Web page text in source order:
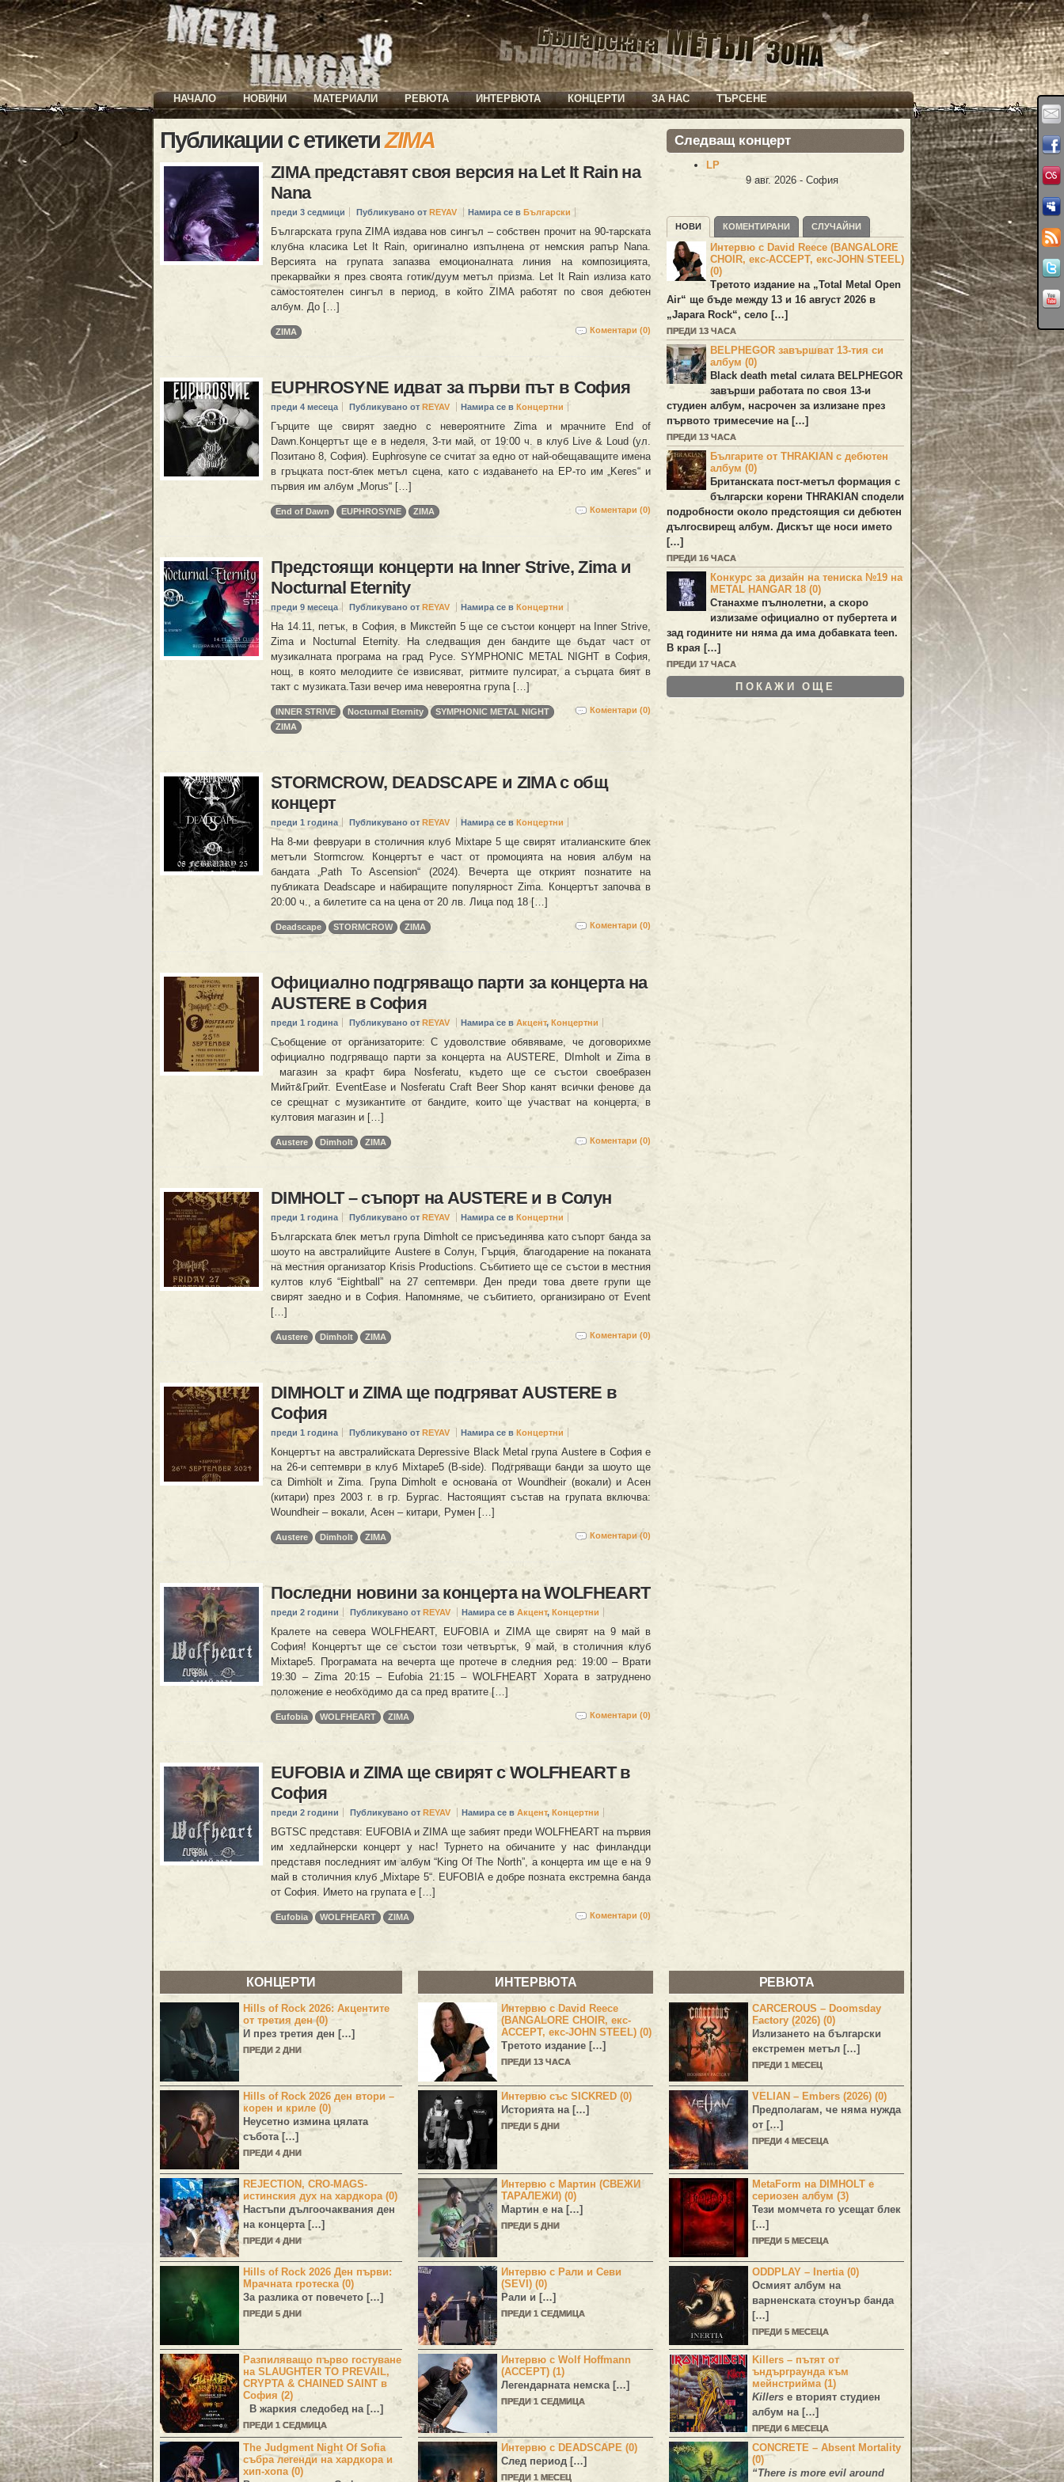
НАЧАЛО НОВИНИ МАТЕРИАЛИ РЕВЮТА ИНТЕРВЮТА КОНЦЕРТИ ЗА НАС ТЪРСЕНЕ
Публикации с етикетиZIMA
ZIMA представят своя версия на Let It Rain на
Nana
преди 3 седмици Публикувано от REYAV Намира се в Български
Българската група ZIMA издава нов сингъл – собствен прочит на 90-тарската
клубна класика Let It Rain, оригинално изпълнена от немския рапър Nana.
Версията на групата запазва емоционалната линия на композицията,
прекарвайки я през своята готик/дуум метъл призма. Let It Rain излиза като
самостоятелен сингъл в период, в който ZIMA работят по своя дебютен
албум. До […]
Коментари (0)
ZIMA
EUPHROSYNE идват за първи път в София
преди 4 месеца Публикувано от REYAV Намира се в Концертни
Гърците ще свирят заедно с невероятните Zima и мрачните End of
Dawn.Концертът ще е в неделя, 3-ти май, от 19:00 ч. в клуб Live & Loud (ул.
Позитано 8, София). Euphrosyne се считат за едно от най-обещаващите имена
в гръцката пост-блек метъл сцена, като с издаването на EP-то им „Keres“ и
първия им албум „Morus“ […]
Коментари (0)
End of Dawn EUPHROSYNE ZIMA
Предстоящи концерти на Inner Strive, Zima и
Nocturnal Eternity
преди 9 месеца Публикувано от REYAV Намира се в Концертни
На 14.11, петък, в София, в Микстейп 5 ще се състои концерт на Inner Strive,
Zima и Nocturnal Eternity. На следващия ден бандите ще бъдат част от
музикалната програма на град Русе. SYMPHONIC METAL NIGHT в София,
нощ, в която мелодиите се извисяват, ритмите пулсират, а сърцата бият в
такт с музиката.Тази вечер има невероятна група […]
Коментари (0)
INNER STRIVE Nocturnal Eternity
SYMPHONIC METAL NIGHT
ZIMA
STORMCROW, DEADSCAPE и ZIMA с общ
концерт
преди 1 година Публикувано от REYAV Намира се в Концертни
На 8-ми февруари в столичния клуб Mixtape 5 ще свирят италианските блек
метъли Stormcrow. Концертът е част от промоцията на новия албум на
бандата „Path To Ascension“ (2024). Вечерта ще открият познатите на
публиката Deadscape и набиращите популярност Zima. Концертът започва в
20:00 ч., а билетите са на цена от 20 лв. Лица под 18 […]
Коментари (0)
Deadscape STORMCROW ZIMA
Официално подгряващо парти за концерта на
AUSTERE в София
преди 1 година Публикувано от REYAV Намира се в Акцент, Концертни
Съобщение от организаторите: С удоволствие обявяваме, че договорихме
официално подгряващо парти за концерта на AUSTERE, DImholt и Zima в
магазин за крафт бира Nosferatu, където ще се състои своебразен
Мийт&Грийт. EventEase и Nosferatu Craft Beer Shop канят всички фенове да
се срещнат с музикантите от бандите, които ще участват на концерта, в
култовия магазин и […]
Коментари (0)
Austere Dimholt ZIMA
DIMHOLT – съпорт на AUSTERE и в Солун
преди 1 година Публикувано от REYAV Намира се в Концертни
Българската блек метъл група Dimholt се присъединява като съпорт банда за
шоуто на австралийците Austere в Солун, Гърция, благодарение на поканата
на местния организатор Krisis Productions. Събитието ще се състои в местния
култов клуб “Eightball” на 27 септември. Ден преди това двете групи ще
свирят заедно и в София. Напомняме, че събитието, организирано от Event
[…]
Коментари (0)
Austere Dimholt ZIMA
DIMHOLT и ZIMA ще подгряват AUSTERE в
София
преди 1 година Публикувано от REYAV Намира се в Концертни
Концертът на австралийската Depressive Black Metal група Austere в София е
на 26-и септември в клуб Mixtape5 (B-side). Подгряващи банди за шоуто ще
са Dimholt и Zima. Група Dimholt е основана от Woundheir (вокали) и Асен
(китари) през 2003 г. в гр. Бургас. Настоящият състав на групата включва:
Woundheir – вокали, Асен – китари, Румен […]
Коментари (0)
Austere Dimholt ZIMA
Последни новини за концерта на WOLFHEART
преди 2 години Публикувано от REYAV Намира се в Акцент, Концертни
Кралете на севера WOLFHEART, EUFOBIA и ZIMA ще свирят на 9 май в
София! Концертът ще се състои този четвъртък, 9 май, в столичния клуб
Mixtape5. Програмата на вечерта ще протече в следния ред: 19:00 – Врати
19:30 – Zima 20:15 – Eufobia 21:15 – WOLFHEART Хората в затруднено
положение е необходимо да са пред вратите […]
Коментари (0)
Eufobia WOLFHEART ZIMA
EUFOBIA и ZIMA ще свирят с WOLFHEART в
София
преди 2 години Публикувано от REYAV Намира се в Акцент, Концертни
BGTSC представя: EUFOBIA и ZIMA ще забият преди WOLFHEART на първия
им хедлайнерски концерт у нас! Турнето на обичаните у нас финландци
представя последният им албум “King Of The North”, а концерта им ще е на 9
май в столичния клуб „Mixtape 5“. EUFOBIA е добре позната екстремна банда
от София. Името на групата е […]
Коментари (0)
Eufobia WOLFHEART ZIMA
Следващ концерт
LP
9 авг. 2026 - София
НОВИ КОМЕНТИРАНИ СЛУЧАЙНИ
Интервю с David Reece (BANGALORE
CHOIR, екс-ACCEPT, екс-JOHN STEEL)
(0)
Третото издание на „Total Metal Open
Air“ ще бъде между 13 и 16 август 2026 в
„Japara Rock“, село […]
ПРЕДИ 13 ЧАСА
BELPHEGOR завършват 13-тия си
албум (0)
Black death metal силата BELPHEGOR
завърши работата по своя 13-и
студиен албум, насрочен за излизане през
първото тримесечие на […]
ПРЕДИ 13 ЧАСА
Българите от THRAKIAN с дебютен
албум (0)
Британската пост-метъл формация с
български корени THRAKIAN сподели
подробности около предстоящия си дебютен
дългосвирещ албум. Дискът ще носи името
[…]
ПРЕДИ 16 ЧАСА
Конкурс за дизайн на тениска №19 на
METAL HANGAR 18 (0)
Станахме пълнолетни, а скоро
излизаме официално от пубертета и
зад годините ни няма да има добавката teen.
В края […]
ПРЕДИ 17 ЧАСА
ПОКАЖИ ОЩЕ
КОНЦЕРТИ
Hills of Rock 2026: Акцентите
от третия ден (0)
И през третия ден […]
ПРЕДИ 2 ДНИ
Hills of Rock 2026 ден втори –
корен и криле (0)
Неусетно измина цялата
събота […]
ПРЕДИ 4 ДНИ
REJECTION, CRO-MAGS-
истинския дух на хардкора (0)
Настъпи дългоочаквания ден
на концерта […]
ПРЕДИ 4 ДНИ
Hills of Rock 2026 Ден първи:
Мрачната гротеска (0)
За разлика от повечето […]
ПРЕДИ 5 ДНИ
Разпиляващо първо гостуване
на SLAUGHTER TO PREVAIL,
CRYPTA & CHAINED SAINT в
София (2)
В жаркия следобед на […]
ПРЕДИ 1 СЕДМИЦА
The Judgment Night Of Sofia
събра легенди на хардкора и
хип-хопа (0)
ИНТЕРВЮТА
Интервю с David Reece
(BANGALORE CHOIR, екс-
ACCEPT, екс-JOHN STEEL) (0)
Третото издание […]
ПРЕДИ 13 ЧАСА
Интервю със SICKRED (0)
Историята на […]
ПРЕДИ 5 ДНИ
Интервю с Мартин (СВЕЖИ
ТАРАЛЕЖИ) (0)
Мартин е на […]
ПРЕДИ 5 ДНИ
Интервю с Рали и Севи
(SEVI) (0)
Рали и […]
ПРЕДИ 1 СЕДМИЦА
Интервю с Wolf Hoffmann
(ACCEPT) (1)
Легендарната немска […]
ПРЕДИ 1 СЕДМИЦА
Интервю с DEADSCAPE (0)
След период […]
ПРЕДИ 1 МЕСЕЦ
РЕВЮТА
CARCEROUS – Doomsday
Factory (2026) (0)
Излизането на български
екстремен метъл […]
ПРЕДИ 1 МЕСЕЦ
VELIAN – Embers (2026) (0)
Предполагам, че няма нужда
от […]
ПРЕДИ 4 МЕСЕЦА
MetaForm на DIMHOLT е
сериозен албум (3)
Тези момчета го усещат блек
[…]
ПРЕДИ 5 МЕСЕЦА
ODDPLAY – Inertia (0)
Осмият албум на
варненската стоунър банда
[…]
ПРЕДИ 5 МЕСЕЦА
Killers – пътят от
ъндърграунда към
мейнстрийма (1)
Killers е вторият студиен
албум на […]
ПРЕДИ 6 МЕСЕЦА
CONCRETE – Absent Mortality
(0)
“There is more evil around